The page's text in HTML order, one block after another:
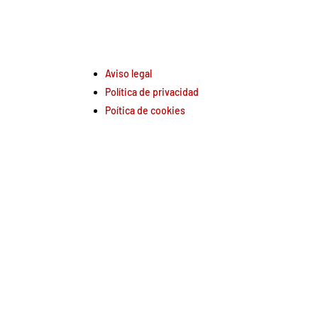
Aviso legal
Política de privacidad
Poítica de cookies